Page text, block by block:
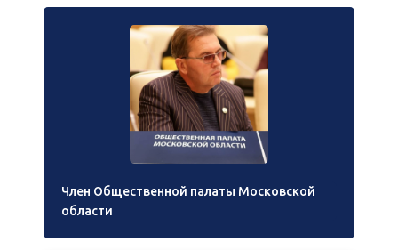
Член Общественной палаты Московской
области